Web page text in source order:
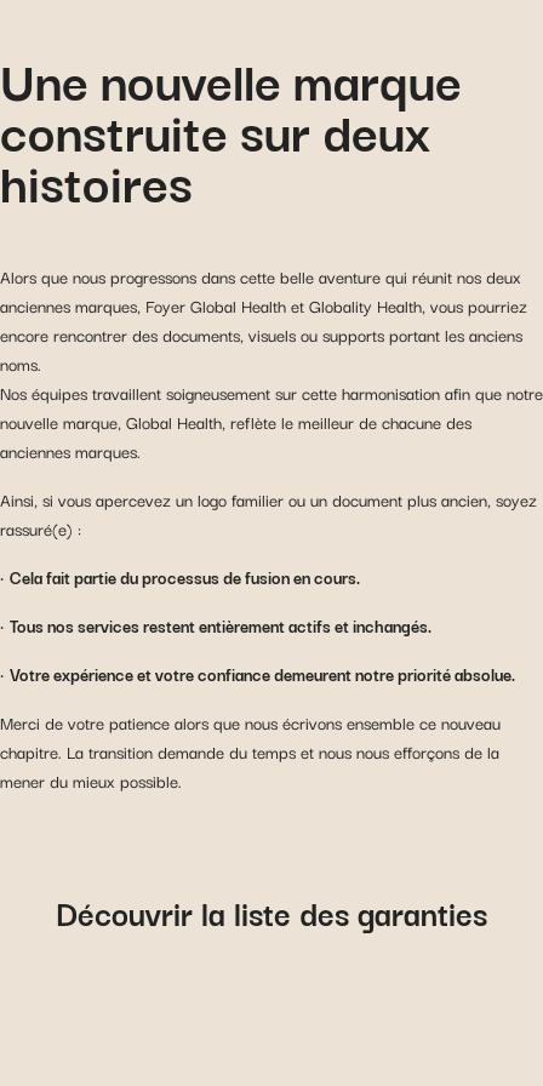
Une nouvelle marque
construite sur deux
histoires
Alors que nous progressons dans cette belle aventure qui réunit nos deux
anciennes marques, Foyer Global Health et Globality Health, vous pourriez
encore rencontrer des documents, visuels ou supports portant les anciens
noms.
Nos équipes travaillent soigneusement sur cette harmonisation afin que notre
nouvelle marque, Global Health, reflète le meilleur de chacune des
anciennes marques.
Ainsi, si vous apercevez un logo familier ou un document plus ancien, soyez
rassuré(e) :
• Cela fait partie du processus de fusion en cours.
• Tous nos services restent entièrement actifs et inchangés.
• Votre expérience et votre confiance demeurent notre priorité absolue.
Merci de votre patience alors que nous écrivons ensemble ce nouveau
chapitre. La transition demande du temps et nous nous efforçons de la
mener du mieux possible.
Découvrir la liste des garanties